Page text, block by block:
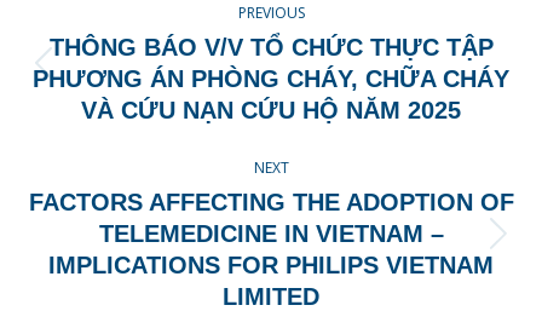
NAVIGATION
PREVIOUS
Previous
post:
THÔNG BÁO V/V TỔ CHỨC THỰC TẬP
PHƯƠNG ÁN PHÒNG CHÁY, CHỮA CHÁY
VÀ CỨU NẠN CỨU HỘ NĂM 2025
NEXT
Next
post:
FACTORS AFFECTING THE ADOPTION OF
TELEMEDICINE IN VIETNAM –
IMPLICATIONS FOR PHILIPS VIETNAM
LIMITED